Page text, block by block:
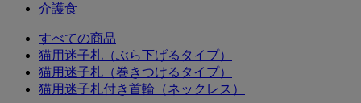
介護食
すべての商品
猫用迷子札（ぶら下げるタイプ）
猫用迷子札（巻きつけるタイプ）
猫用迷子札付き首輪（ネックレス）